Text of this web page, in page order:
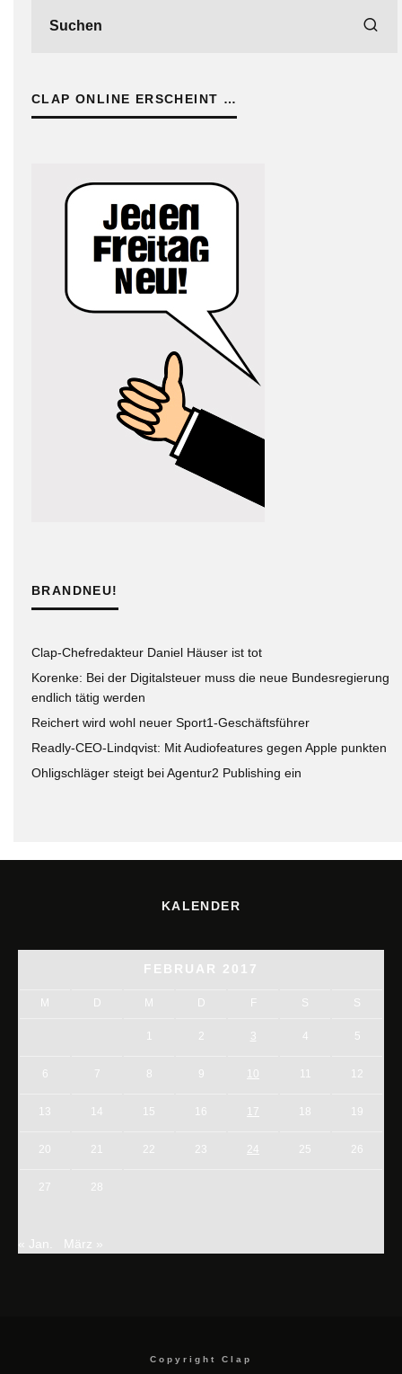
CLAP ONLINE ERSCHEINT …
BRANDNEU!
Clap-Chefredakteur Daniel Häuser ist tot
Korenke: Bei der Digitalsteuer muss die neue Bundesregierung
endlich tätig werden
Reichert wird wohl neuer Sport1-Geschäftsführer
Readly-CEO-Lindqvist: Mit Audiofeatures gegen Apple punkten
Ohligschläger steigt bei Agentur2 Publishing ein
KALENDER
FEBRUAR 2017
M D M D F S S
1 2 3 5
6 7 8 9 10 11 12
13 14 15 16 17 18 19
20 21 22 23 24 25 26
27 28
« Jan. März »
Copyright Clap